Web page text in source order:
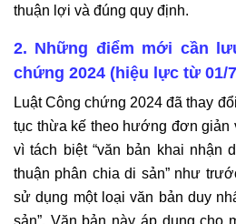
thuận lợi và đúng quy định.
2. Những điểm mới cần
chứng 2024 (hiệu lực từ 01/
Luật Công chứng 2024 đã thay
tục thừa kế theo hướng đơn giản
vì tách biệt “văn bản khai nhận
thuận phân chia di sản” như
sử dụng một loại văn bản duy
sản”. Văn bản này áp dụng cho